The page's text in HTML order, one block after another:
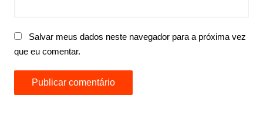
Salvar meus dados neste navegador para a próxima vez
que eu comentar.